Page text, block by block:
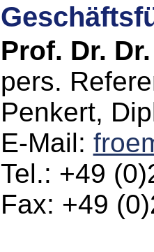
Prof. Dr.
pers.
Penkert,
E-Mail:
Tel.: +49
Fax: +49